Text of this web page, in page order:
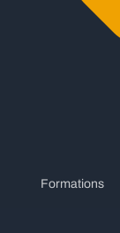
Formations